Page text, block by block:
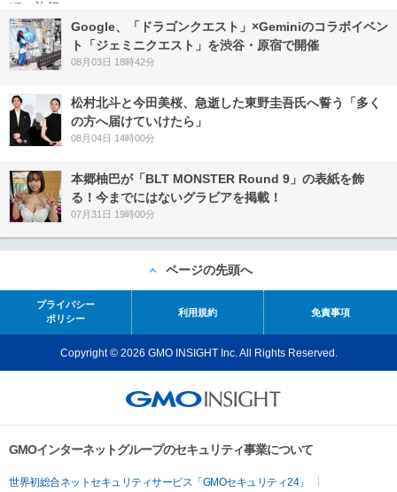
Google、「ドラゴンクエスト」×Geminiのコラボイベン
ト「ジェミニクエスト」を渋谷・原宿で開催
08月03日 18時42分
松村北斗と今田美桜、急逝した東野圭吾氏へ誓う「多く
の方へ届けていけたら」
08月04日 14時00分
本郷柚巴が「BLT MONSTER Round 9」の表紙を飾
る！今までにはないグラビアを掲載！
07月31日 19時00分
ページの先頭へ
プライバシー
ポリシー
利用規約 免責事項
Copyright © 2026 GMO INSIGHT Inc. All Rights Reserved.
GMOインターネットグループのセキュリティ事業について
世界初総合ネットセキュリティサービス「GMOセキュリティ24」